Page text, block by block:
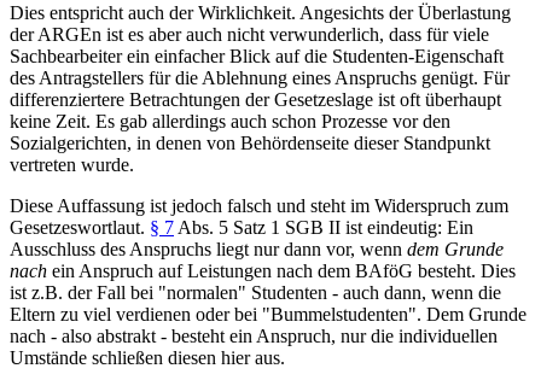
Dies entspricht auch der Wirklichkeit. Angesichts der Überlastung
der ARGEn ist es aber auch nicht verwunderlich, dass für viele
Sachbearbeiter ein einfacher Blick auf die Studenten-Eigenschaft
des Antragstellers für die Ablehnung eines Anspruchs genügt. Für
differenziertere Betrachtungen der Gesetzeslage ist oft überhaupt
keine Zeit. Es gab allerdings auch schon Prozesse vor den
Sozialgerichten, in denen von Behördenseite dieser Standpunkt
vertreten wurde.
Diese Auffassung ist jedoch falsch und steht im Widerspruch zum
Gesetzeswortlaut. § 7 Abs. 5 Satz 1 SGB II ist eindeutig: Ein
Ausschluss des Anspruchs liegt nur dann vor, wenn dem Grunde
nach ein Anspruch auf Leistungen nach dem BAföG besteht. Dies
ist z.B. der Fall bei "normalen" Studenten - auch dann, wenn die
Eltern zu viel verdienen oder bei "Bummelstudenten". Dem Grunde
nach - also abstrakt - besteht ein Anspruch, nur die individuellen
Umstände schließen diesen hier aus.